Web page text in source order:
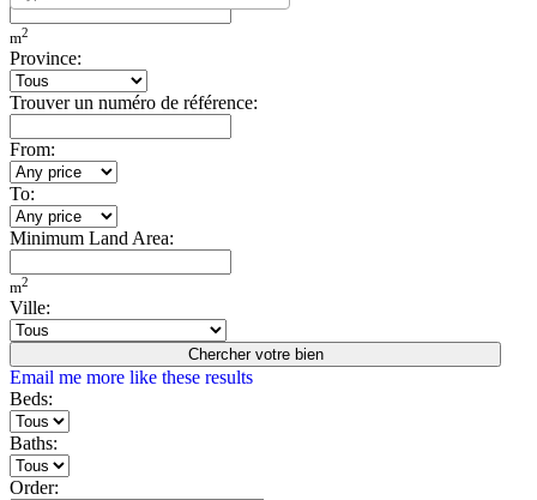
m2
Province:
Trouver un numéro de référence:
From:
To:
Minimum Land Area:
m2
Ville:
Chercher votre bien
Email me more like these results
Beds:
Baths:
Order: